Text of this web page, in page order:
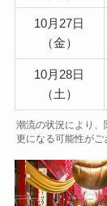
10月27日
（金）
10月28日
（土）
潮流の状況により
更になる可能性が